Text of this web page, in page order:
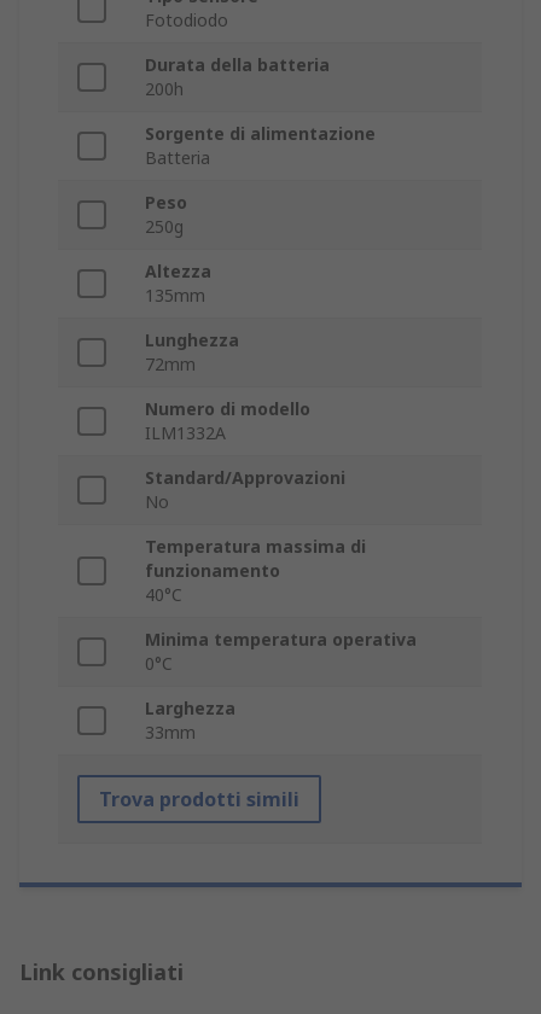
Fotodiodo
Durata della batteria
200h
Sorgente di alimentazione
Batteria
Peso
250g
Altezza
135mm
Lunghezza
72mm
Numero di modello
ILM1332A
Standard/Approvazioni
No
Temperatura massima di
funzionamento
40°C
Minima temperatura operativa
0°C
Larghezza
33mm
Trova prodotti simili
Link consigliati